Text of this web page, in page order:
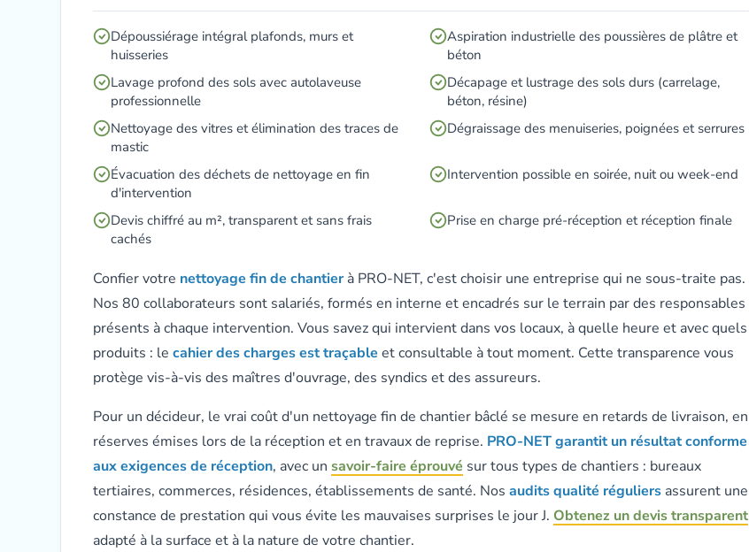
Dépoussiérage intégral plafonds, murs et
huisseries
Aspiration industrielle des poussières de plâtre et
béton
Lavage profond des sols avec autolaveuse
professionnelle
Décapage et lustrage des sols durs (carrelage,
béton, résine)
Nettoyage des vitres et élimination des traces de
mastic
Dégraissage des menuiseries, poignées et serrures
Évacuation des déchets de nettoyage en fin
d'intervention
Intervention possible en soirée, nuit ou week-end
Devis chiffré au m², transparent et sans frais
cachés
Prise en charge pré-réception et réception finale
Confier votre nettoyage fin de chantierà PRO-NET, c'est choisir une entreprise qui ne sous-traite pas.
Nos 80 collaborateurs sont salariés, formés en interne et encadrés sur le terrain par des responsables
présents à chaque intervention. Vous savez qui intervient dans vos locaux, à quelle heure et avec quels
produits : le cahier des charges est traçable et consultable à tout moment. Cette transparence vous
protège vis-à-vis des maîtres d'ouvrage, des syndics et des assureurs.
Pour un décideur, le vrai coût d'un nettoyage fin de chantier bâclé se mesure en retards de livraison, en
réserves émises lors de la réception et en travaux de reprise. PRO-NET garantit un résultat conforme
aux exigences de réception, avec un savoir-faire éprouvé sur tous types de chantiers : bureaux
tertiaires, commerces, résidences, établissements de santé. Nos audits qualité réguliers assurent une
constance de prestation qui vous évite les mauvaises surprises le jour J. Obtenez un devis transparent
adapté à la surface et à la nature de votre chantier.